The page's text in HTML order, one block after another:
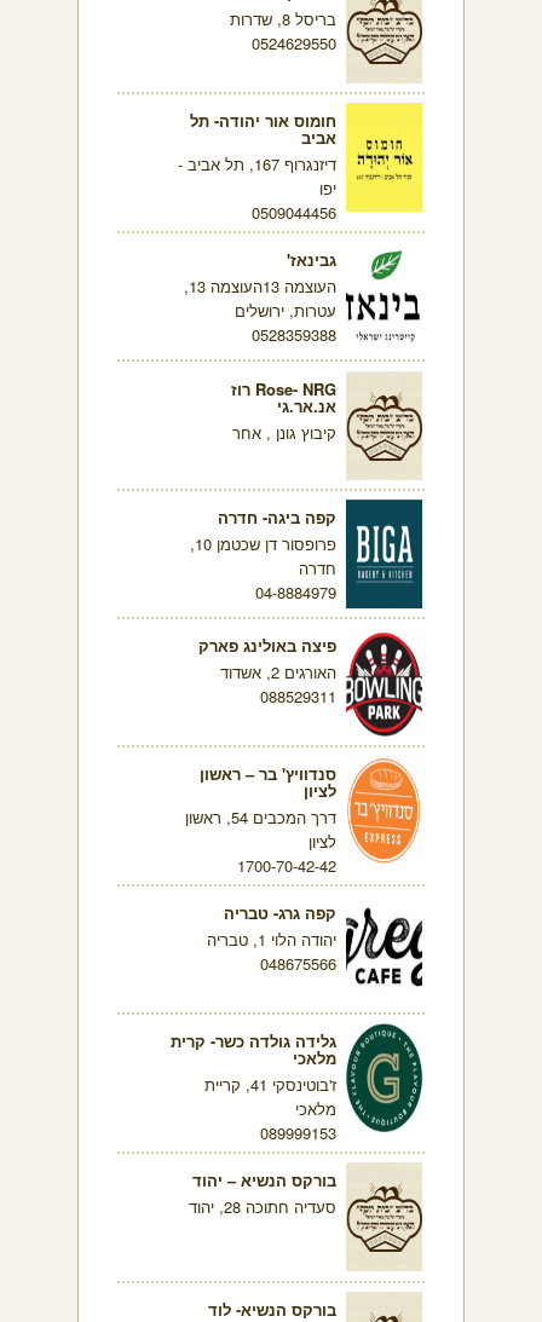
בריסל 8, שדרות
0524629550
חומוס אור יהודה- תל
אביב
דיזנגרוף 167, תל אביב -
יפו
0509044456
גבינאז'
העוצמה 13העוצמה 13,
עטרות, ירושלים
0528359388
Rose- NRG רוז
אנ.אר.גי
קיבוץ גונן , אחר
קפה ביגה- חדרה
פרופסור דן שכטמן 10,
חדרה
04-8884979
פיצה באולינג פארק
האורגים 2, אשדוד
088529311
סנדוויץ' בר – ראשון
לציון
דרך המכבים 54, ראשון
לציון
1700-70-42-42
קפה גרג- טבריה
יהודה הלוי 1, טבריה
048675566
גלידה גולדה כשר- קרית
מלאכי
ז'בוטינסקי 41, קריית
מלאכי
089999153
בורקס הנשיא – יהוד
סעדיה חתוכה 28, יהוד
בורקס הנשיא- לוד